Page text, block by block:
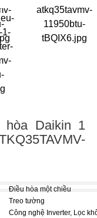
hòa Daikin 1
Điều hòa một chiều
Treo tường
Công nghệ Inverter, Lọc